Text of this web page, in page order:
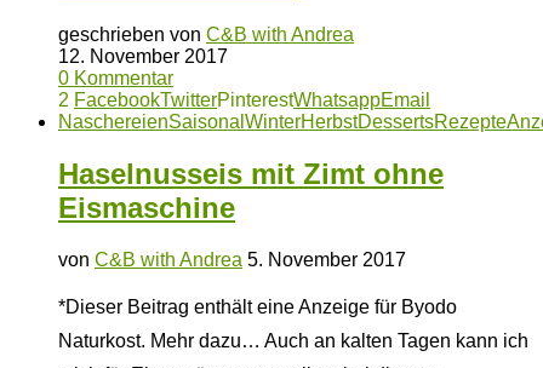
geschrieben von C&B with Andrea
12. November 2017
0 Kommentar
2 FacebookTwitterPinterestWhatsappEmail
NaschereienSaisonal WinterHerbstDessertsRezepte
Haselnusseis mit Zimt ohne
Eismaschine
von C&B with Andrea 5. November 2017
*Dieser Beitrag enthält eine Anzeige für Byodo
Naturkost. Mehr dazu… Auch an kalten Tagen kann ich